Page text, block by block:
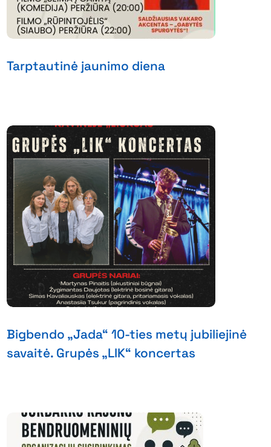
Tarptautinė jaunimo diena
Bigbendo „Jada“ 10-ties metų jubiliejinė
savaitė. Grupės „LIK“ koncertas